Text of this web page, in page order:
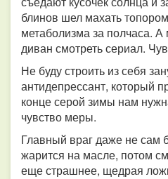
блинов шел махать
метаболизма за полчаса.
диван смотреть сериал.
Не буду строить из себя
антидепрессант, который
конце серой зимы нам
чувство меры.
Главный враг даже не сам
жарится на масле, потом
еще страшнее, щедрая